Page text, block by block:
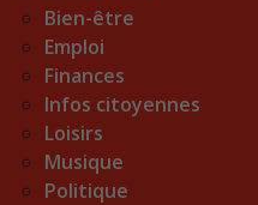
Bien-être
Emploi
Finances
Infos citoyennes
Loisirs
Musique
Politique